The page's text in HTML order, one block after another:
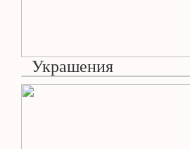
Украшения